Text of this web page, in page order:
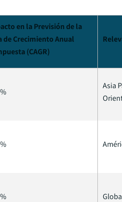
en la Previsión de la
de Crecimiento Anual
(CAGR)
Asia